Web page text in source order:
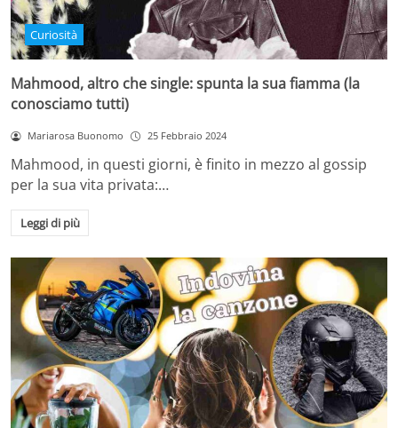
Curiosità
Mahmood, altro che single: spunta la sua fiamma (la
conosciamo tutti)
Mariarosa Buonomo 25 Febbraio 2024
Mahmood, in questi giorni, è finito in mezzo al gossip
per la sua vita privata:…
Leggi di più